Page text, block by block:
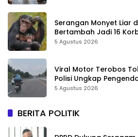
Serangan Monyet Liar
Bertambah Jadi 16
Video Gerombolan Viral
5 Agustus 2026
Viral Motor Terobos
Polisi Ungkap
Usai Kecelakaan
5 Agustus 2026
BERITA POLITIK